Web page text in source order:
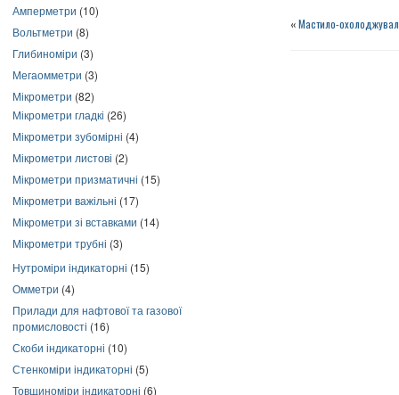
Амперметри (10)
Вольтметри (8)
Глибиноміри (3)
Мегаомметри (3)
Мікрометри (82)
Мікрометри гладкі (26)
Мікрометри зубомірні (4)
Мікрометри листові (2)
Мікрометри призматичні (15)
Мікрометри важільні (17)
Мікрометри зі вставками (14)
Мікрометри трубні (3)
Нутроміри індикаторні (15)
Омметри (4)
Прилади для нафтової та газової
промисловості (16)
Скоби індикаторні (10)
Стенкоміри індикаторні (5)
Товщиноміри індикаторні (6)
«Мастило-